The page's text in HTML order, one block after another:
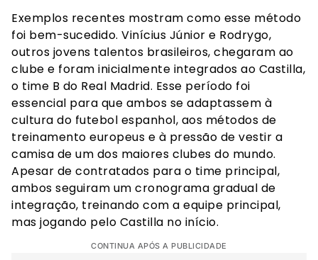
Exemplos recentes mostram como esse método
foi bem-sucedido. Vinícius Júnior e Rodrygo,
outros jovens talentos brasileiros, chegaram ao
clube e foram inicialmente integrados ao Castilla,
o time B do Real Madrid. Esse período foi
essencial para que ambos se adaptassem à
cultura do futebol espanhol, aos métodos de
treinamento europeus e à pressão de vestir a
camisa de um dos maiores clubes do mundo.
Apesar de contratados para o time principal,
ambos seguiram um cronograma gradual de
integração, treinando com a equipe principal,
mas jogando pelo Castilla no início.
CONTINUA APÓS A PUBLICIDADE